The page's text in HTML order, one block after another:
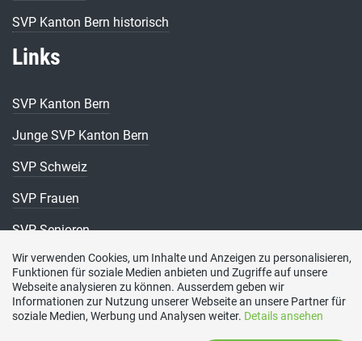
SVP Kanton Bern historisch
Links
SVP Kanton Bern
Junge SVP Kanton Bern
SVP Schweiz
SVP Frauen
SVP Senioren
Kontakt
Wir verwenden Cookies, um Inhalte und Anzeigen zu personalisieren,
Funktionen für soziale Medien anbieten und Zugriffe auf unsere
Webseite analysieren zu können. Ausserdem geben wir
Informationen zur Nutzung unserer Webseite an unsere Partner für
soziale Medien, Werbung und Analysen weiter. Details ansehen